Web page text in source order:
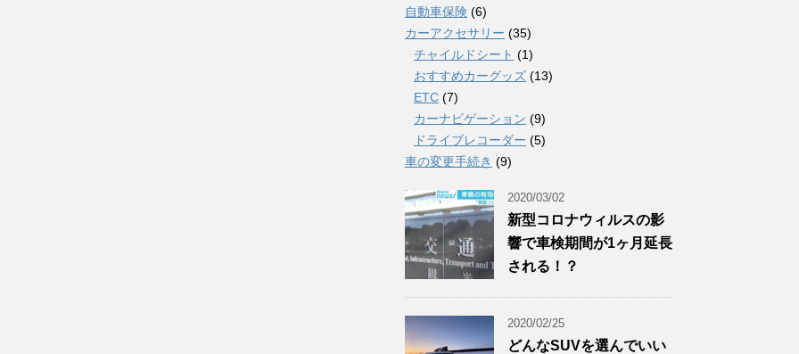
自動車保険 (6)
カーアクセサリー (35)
チャイルドシート (1)
おすすめカーグッズ (13)
ETC (7)
カーナビゲーション (9)
ドライブレコーダー (5)
車の変更手続き (9)
2020/03/02
新型コロナウィルスの影
響で車検期間が1ヶ月延長
される！？
2020/02/25
どんなSUVを選んでいい